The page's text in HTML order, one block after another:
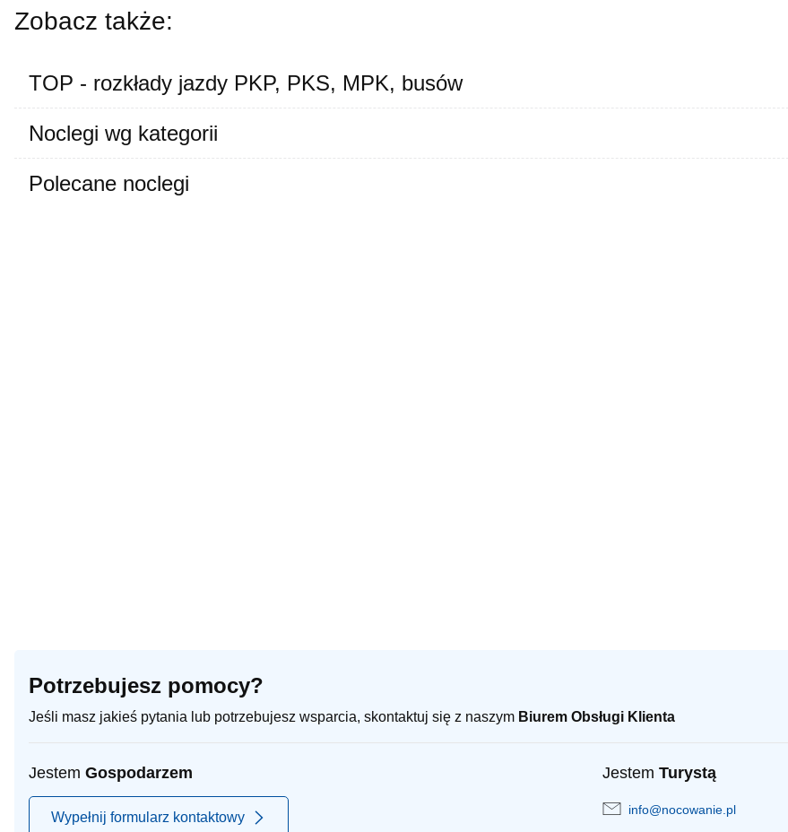
Zobacz także:
TOP - rozkłady jazdy PKP, PKS, MPK, busów
Noclegi wg kategorii
Polecane noclegi
Potrzebujesz pomocy?
Jeśli masz jakieś pytania lub potrzebujesz wsparcia, skontaktuj się z naszym Biurem Obsługi Klienta
Jestem Gospodarzem
Wypełnij formularz kontaktowy
Jestem Turystą
info@nocowanie.pl